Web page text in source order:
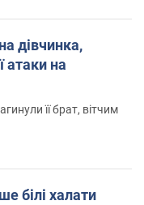
дівчинка,
атаки на
її брат, вітчим
білі халати